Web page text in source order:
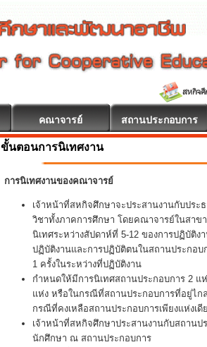
คณาจารย์ สถานประกอบการ
ขั้นตอนการนิเทศงาน
การนิเทศงานของคณาจารย์
เจ้าหน้าที่สหกิจศึกษาจะประสานงานกับปร
วิชาทั้งภาคการศึกษา โดยคณาจารย์ในสาข
นิเทศระหว่างสัปดาห์ที่ 5-12 ของการปฏิบัติ
ปฏิบัติงานและการปฏิบัติตนในสถานประกอ
1 ครั้งในระหว่างที่ปฏิบัติงาน
กำหนดให้มีการนิเทศสถานประกอบการ 2 แ
แห่ง หรือในกรณีที่สถานประกอบการที่อยู่ไก
กรณีที่คงเหลือสถานประกอบการเพียงแห่งเ
เจ้าหน้าที่สหกิจศึกษาประสานงานกับสถานป
นักศึกษา ณ สถานประกอบการ